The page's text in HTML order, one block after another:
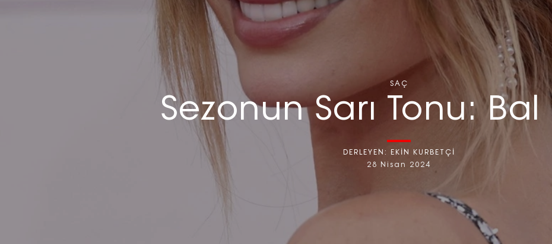
SAÇ
Sezonun Sarı Tonu: Bal
DERLEYEN:
EKİN KURBETÇİ
28 Nisan 2024